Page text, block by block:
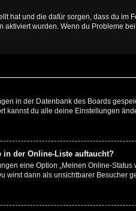
hat und die dafür sorgen, dass du
aktiviert wurden. Wenn du Probleme
in der Datenbank des Boards
kannst du alle deine Einstellungen
in der Online-Liste auftaucht?
eine Option „Meinen Online-
wirst dann als unsichtbarer Besucher